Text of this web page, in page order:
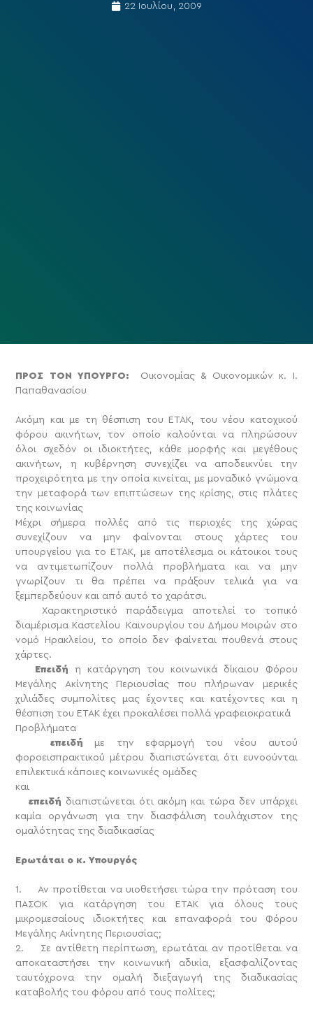
22 Ιουλίου, 2009
ΠΡΟΣ ΤΟN ΥΠΟΥΡΓΟ: Οικονομίας & Οικονομικών κ. Ι.
Παπαθανασίου
Ακόμη και με τη θέσπιση του ΕΤΑΚ, του νέου κατοχικού
φόρου ακινήτων, τον οποίο καλούνται να πληρώσουν
όλοι σχεδόν οι ιδιοκτήτες, κάθε μορφής και μεγέθους
ακινήτων, η κυβέρνηση συνεχίζει να αποδεικνύει την
προχειρότητα με την οποία κινείται, με μοναδικό γνώμονα
την μεταφορά των επιπτώσεων της κρίσης, στις πλάτες
της κοινωνίας
Μέχρι σήμερα πολλές από τις περιοχές της χώρας
συνεχίζουν να μην φαίνονται στους χάρτες του
υπουργείου για το ΕΤΑΚ, με αποτέλεσμα οι κάτοικοι τους
να αντιμετωπίζουν πολλά προβλήματα και να μην
γνωρίζουν τι θα πρέπει να πράξουν τελικά για να
ξεμπερδεύουν και από αυτό το χαράτσι.
Χαρακτηριστικό παράδειγμα αποτελεί το τοπικό
διαμέρισμα Καστελίου Καινουργίου του Δήμου Μοιρών στο
νομό Ηρακλείου, το οποίο δεν φαίνεται πουθενά στους
χάρτες.
Επειδή η κατάργηση του κοινωνικά δίκαιου Φόρου
Μεγάλης Ακίνητης Περιουσίας που πλήρωναν μερικές
χιλιάδες συμπολίτες μας έχοντες και κατέχοντες και η
θέσπιση του ΕΤΑΚ έχει προκαλέσει πολλά γραφειοκρατικά
Προβλήματα
επειδή με την εφαρμογή του νέου αυτού
φοροεισπρακτικού μέτρου διαπιστώνεται ότι ευνοούνται
επιλεκτικά κάποιες κοινωνικές ομάδες
και
επειδή διαπιστώνεται ότι ακόμη και τώρα δεν υπάρχει
καμία οργάνωση για την διασφάλιση τουλάχιστον της
ομαλότητας της διαδικασίας
Ερωτάται ο κ. Υπουργός
1. Αν προτίθεται να υιοθετήσει τώρα την πρόταση του
ΠΑΣΟΚ για κατάργηση του ΕΤΑΚ για όλους τους
μικρομεσαίους ιδιοκτήτες και επαναφορά του Φόρου
Μεγάλης Ακίνητης Περιουσίας;
2. Σε αντίθετη περίπτωση, ερωτάται αν προτίθεται να
αποκαταστήσει την κοινωνική αδικία, εξασφαλίζοντας
ταυτόχρονα την ομαλή διεξαγωγή της διαδικασίας
καταβολής του φόρου από τους πολίτες;